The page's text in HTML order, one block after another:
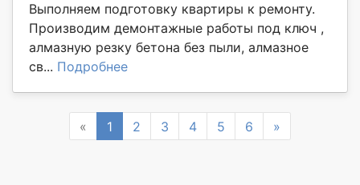
Выполняем подготовку квартиры к ремонту.
Производим демонтажные работы под ключ ,
алмазную резку бетона без пыли, алмазное
св... Подробнее
« Previous
1 2 3 4 5 6 »